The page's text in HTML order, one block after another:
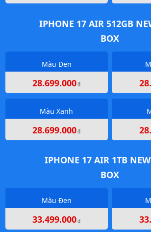
IPHONE 17 AIR 512GB
BOX
Màu Đen
28.699.000đ
Màu Xanh
28.699.000đ
IPHONE 17 AIR 1TB
BOX
Màu Đen
33.499.000đ